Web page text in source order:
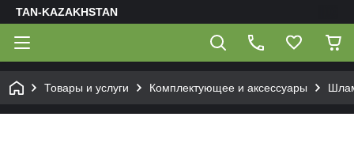
TAN-KAZAKHSTAN
Товары и услуги Комплектующее и аксессуары